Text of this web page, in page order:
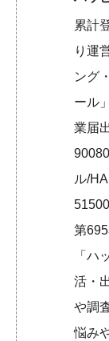
累計
り運
ング
ール
業届
ル/
第
「ハ
活・
や調
悩み